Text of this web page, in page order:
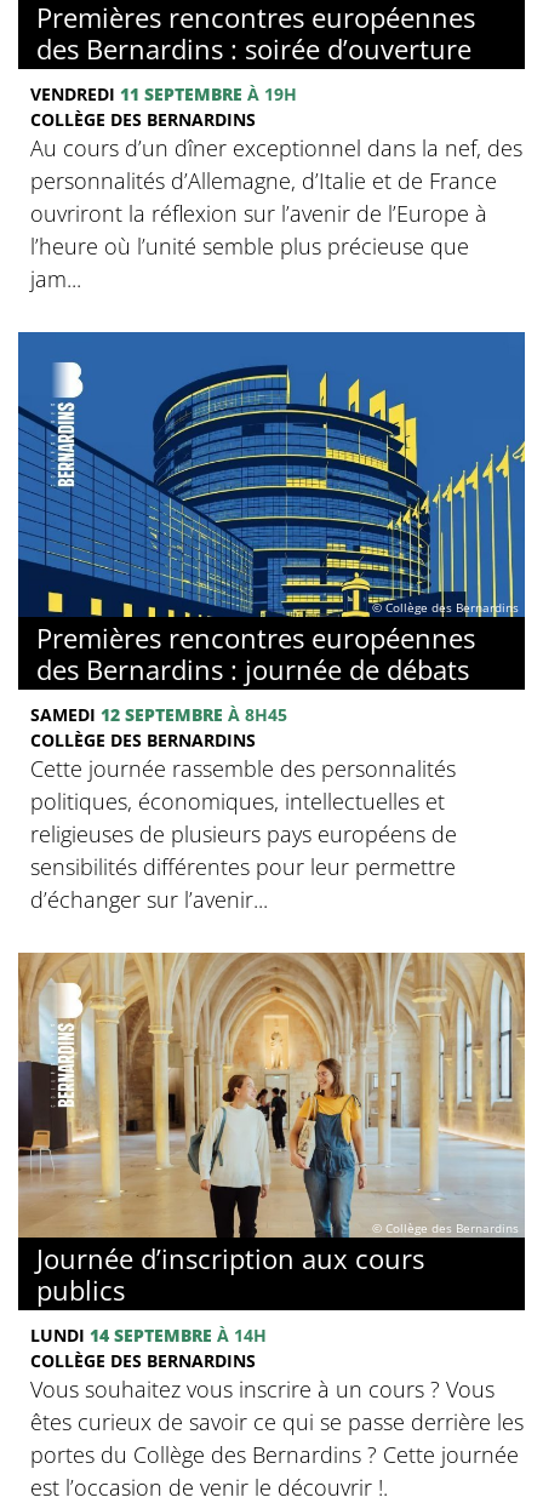
Premières rencontres européennes
des Bernardins : soirée d’ouverture
VENDREDI 11 SEPTEMBRE À 19H
COLLÈGE DES BERNARDINS
Au cours d’un dîner exceptionnel dans la nef, des
personnalités d’Allemagne, d’Italie et de France
ouvriront la réflexion sur l’avenir de l’Europe à
l’heure où l’unité semble plus précieuse que
jam...
© Collège des Bernardins
Premières rencontres européennes
des Bernardins : journée de débats
SAMEDI 12 SEPTEMBRE À 8H45
COLLÈGE DES BERNARDINS
Cette journée rassemble des personnalités
politiques, économiques, intellectuelles et
religieuses de plusieurs pays européens de
sensibilités différentes pour leur permettre
d’échanger sur l’avenir...
© Collège des Bernardins
Journée d’inscription aux cours
publics
LUNDI 14 SEPTEMBRE À 14H
COLLÈGE DES BERNARDINS
Vous souhaitez vous inscrire à un cours ? Vous
êtes curieux de savoir ce qui se passe derrière les
portes du Collège des Bernardins ? Cette journée
est l’occasion de venir le découvrir !.